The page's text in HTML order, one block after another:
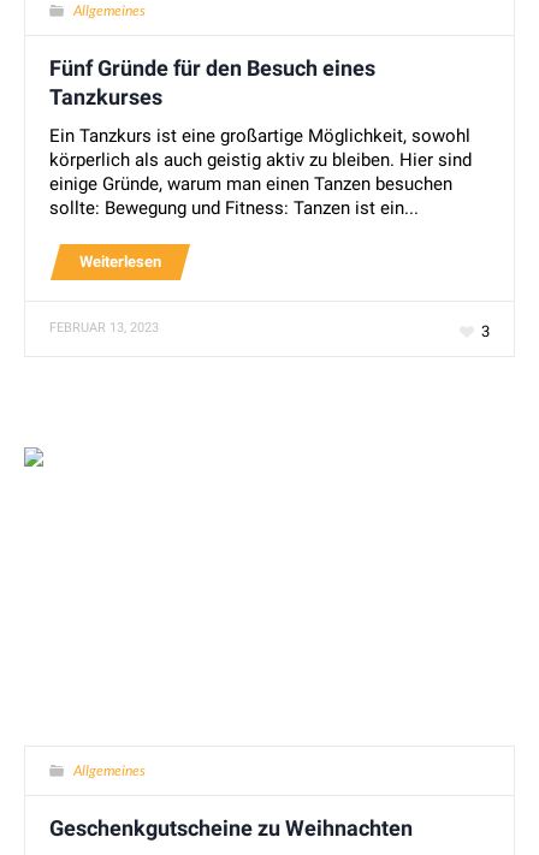
Allgemeines
Fünf Gründe für den Besuch eines
Tanzkurses
Ein Tanzkurs ist eine großartige Möglichkeit, sowohl
körperlich als auch geistig aktiv zu bleiben. Hier sind
einige Gründe, warum man einen Tanzen besuchen
sollte: Bewegung und Fitness: Tanzen ist ein...
Weiterlesen
3
FEBRUAR 13, 2023
Allgemeines
Geschenkgutscheine zu Weihnachten